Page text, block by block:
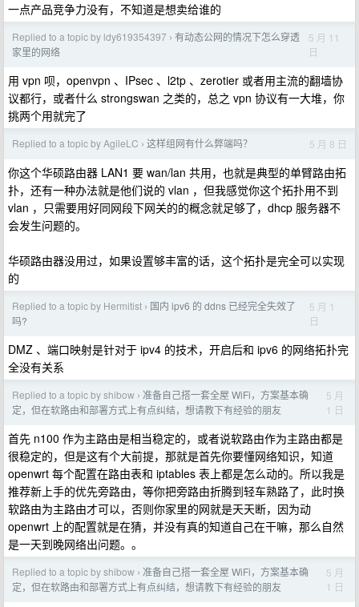
一点产品竞争力没有，不知道是想卖给谁的
Replied to a topic by ldy619354397 › 有动态公网的情况下怎么穿透
家里的网络
5 月 11
日
用 vpn 呗，openvpn 、IPsec 、l2tp 、zerotier 或者用主流的翻墙协
议都行，或者什么 strongswan 之类的，总之 vpn 协议有一大堆，你
挑两个用就完了
Replied to a topic by AgileLC › 这样组网有什么弊端吗？ 5 月 8 日
你这个华硕路由器 LAN1 要 wan/lan 共用，也就是典型的单臂路由拓
扑，还有一种办法就是他们说的 vlan ，但我感觉你这个拓扑用不到
vlan ，只需要用好同网段下网关的的概念就足够了，dhcp 服务器不
会发生问题的。
华硕路由器没用过，如果设置够丰富的话，这个拓扑是完全可以实现
的
Replied to a topic by Hermitist › 国内 ipv6 的 ddns 已经完全失效了
吗?
5 月 1
日
DMZ 、端口映射是针对于 ipv4 的技术，开启后和 ipv6 的网络拓扑完
全没有关系
Replied to a topic by shibow › 准备自己搭一套全屋 WiFi，方案基本确
定，但在软路由和部署方式上有点纠结，想请教下有经验的朋友
5 月
1 日
首先 n100 作为主路由是相当稳定的，或者说软路由作为主路由都是
很稳定的，但是这有个大前提，那就是首先你要懂网络知识，知道
openwrt 每个配置在路由表和 iptables 表上都是怎么动的。所以我是
推荐新上手的优先旁路由，等你把旁路由折腾到轻车熟路了，此时换
软路由为主路由才可以，否则你家里的网就是天天断，因为动
openwrt 上的配置就是在猜，并没有真的知道自己在干嘛，那么自然
是一天到晚网络出问题。。
Replied to a topic by shibow › 准备自己搭一套全屋 WiFi，方案基本确
定，但在软路由和部署方式上有点纠结，想请教下有经验的朋友
5 月
1 日